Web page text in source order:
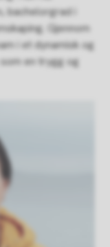
bachelorgrad i
Gjennom
i et dynamisk og
en trygg og